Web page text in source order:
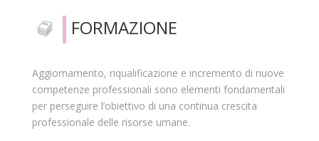
FORMAZIONE
Aggiornamento, riqualificazione e incremento di nuove
competenze professionali sono elementi fondamentali
per perseguire l’obiettivo di una continua crescita
professionale delle risorse umane.